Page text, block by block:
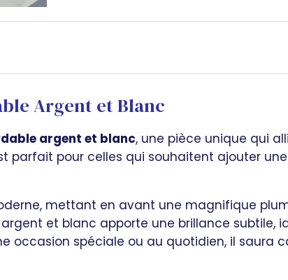
Argent et Blanc
argent et blanc, une pièce unique qui
parfait pour celles qui souhaitent ajouter
mettant en avant une magnifique
et blanc apporte une brillance subtile,
occasion spéciale ou au quotidien, il saura